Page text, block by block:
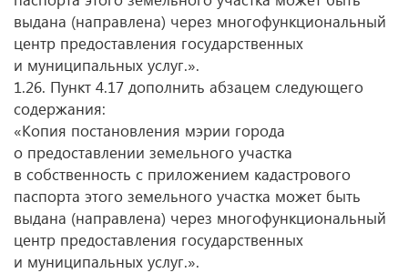
выдана (направлена) через многофункциональный
центр предоставления государственных
и муниципальных услуг.».
1.26. Пункт 4.17 дополнить абзацем следующего
содержания:
«Копия постановления мэрии города
о предоставлении земельного участка
в собственность с приложением кадастрового
паспорта этого земельного участка может быть
выдана (направлена) через многофункциональный
центр предоставления государственных
и муниципальных услуг.».